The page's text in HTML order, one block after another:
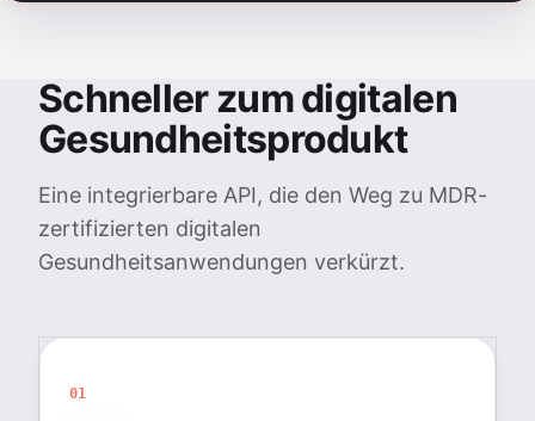
Schneller zum digitalen
Gesundheitsprodukt
Eine integrierbare API, die den Weg zu MDR-
zertifizierten digitalen
Gesundheitsanwendungen verkürzt.
01